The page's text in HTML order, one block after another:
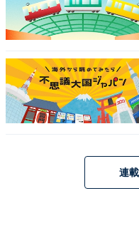
強く連想しました。『
と若葉竜也が、そちら
連